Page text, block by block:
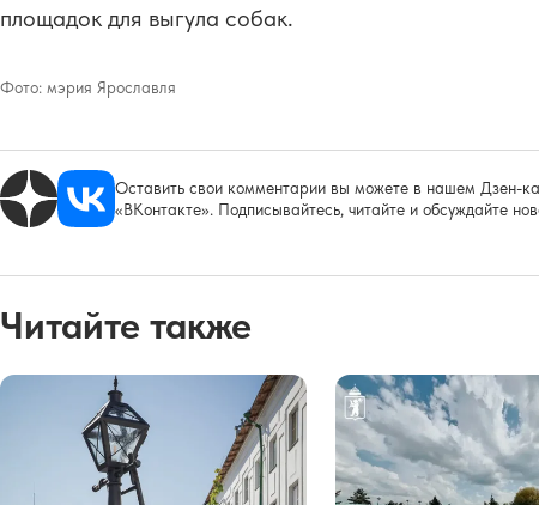
площадок для выгула собак.
Фото: мэрия Ярославля
Оставить свои комментарии вы можете в нашем Дзен-
«ВКонтакте». Подписывайтесь, читайте и обсуждайте
Читайте также